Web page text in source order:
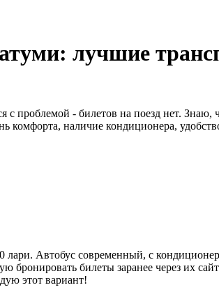
лучшие
- билетов на поезд нет. Знаю,
комфорта, наличие кондиционера,
лари. Автобус современный, с
бронировать билеты заранее через их
этот вариант!